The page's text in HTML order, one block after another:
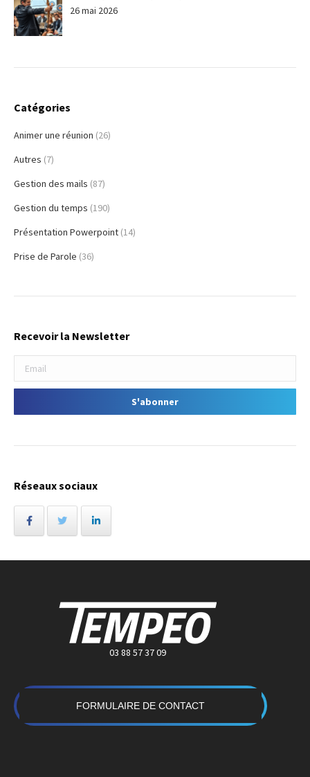
26 mai 2026
Catégories
Animer une réunion (26)
Autres (7)
Gestion des mails (87)
Gestion du temps (190)
Présentation Powerpoint (14)
Prise de Parole (36)
Recevoir la Newsletter
Réseaux sociaux
03 88 57 37 09
FORMULAIRE DE CONTACT